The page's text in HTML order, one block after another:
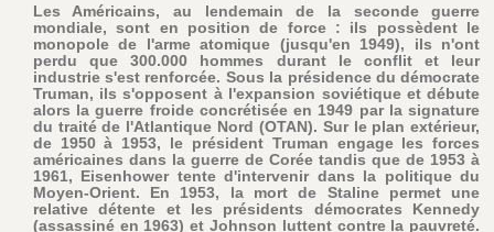
Les Américains, au lendemain de la seconde guerre
mondiale, sont en position de force : ils possèdent le
monopole de l'arme atomique (jusqu'en 1949), ils n'ont
perdu que 300.000 hommes durant le conflit et leur
industrie s'est renforcée. Sous la présidence du démocrate
Truman, ils s'opposent à l'expansion soviétique et débute
alors la guerre froide concrétisée en 1949 par la signature
du traité de l'Atlantique Nord (OTAN). Sur le plan extérieur,
de 1950 à 1953, le président Truman engage les forces
américaines dans la guerre de Corée tandis que de 1953 à
1961, Eisenhower tente d'intervenir dans la politique du
Moyen-Orient. En 1953, la mort de Staline permet une
relative détente et les présidents démocrates Kennedy
(assassiné en 1963) et Johnson luttent contre la pauvreté.